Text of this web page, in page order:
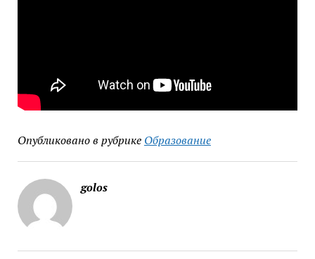
Опубликовано в рубрике Образование
golos